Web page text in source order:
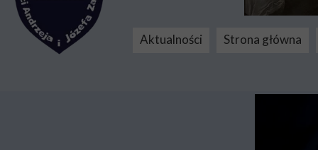
Aktualności Strona główna